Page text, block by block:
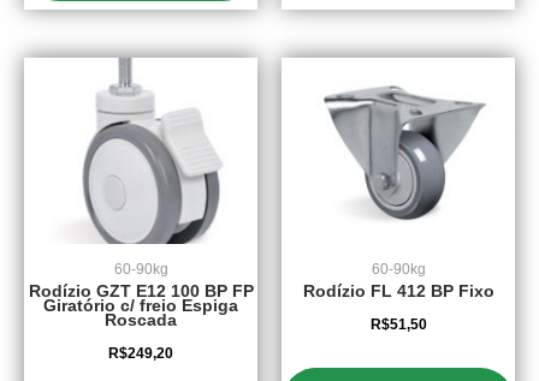
60-90kg
Rodízio GZT E12 100 BP FP
Giratório c/ freio Espiga
Roscada
R$249,20
60-90kg
Rodízio FL 412 BP Fixo
R$51,50